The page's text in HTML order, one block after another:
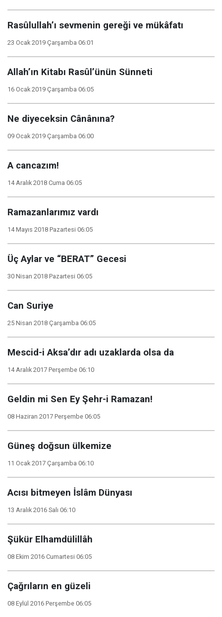
Rasûlullah’ı sevmenin gereği ve mükâfatı
23 Ocak 2019 Çarşamba 06:01
Allah’ın Kitabı Rasûl’ünün Sünneti
16 Ocak 2019 Çarşamba 06:05
Ne diyeceksin Cânânına?
09 Ocak 2019 Çarşamba 06:00
A cancazım!
14 Aralık 2018 Cuma 06:05
Ramazanlarımız vardı
14 Mayıs 2018 Pazartesi 06:05
Üç Aylar ve “BERAT” Gecesi
30 Nisan 2018 Pazartesi 06:05
Can Suriye
25 Nisan 2018 Çarşamba 06:05
Mescid-i Aksa’dır adı uzaklarda olsa da
14 Aralık 2017 Perşembe 06:10
Geldin mi Sen Ey Şehr-i Ramazan!
08 Haziran 2017 Perşembe 06:05
Güneş doğsun ülkemize
11 Ocak 2017 Çarşamba 06:10
Acısı bitmeyen İslâm Dünyası
13 Aralık 2016 Salı 06:10
Şükür Elhamdülillâh
08 Ekim 2016 Cumartesi 06:05
Çağrıların en güzeli
08 Eylül 2016 Perşembe 06:05